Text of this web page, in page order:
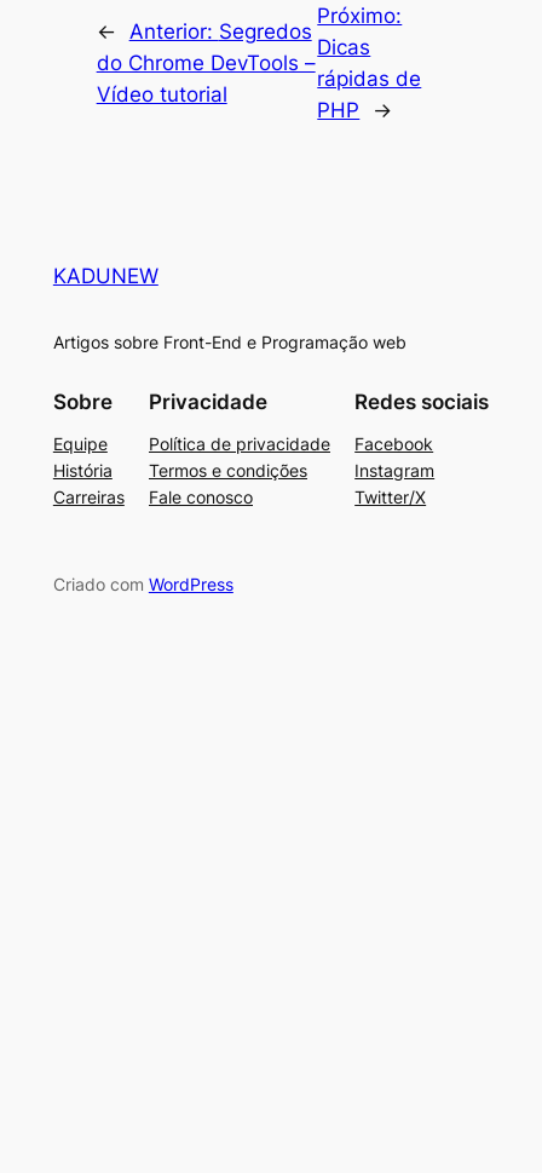
← Anterior: Segredos
do Chrome DevTools –
Vídeo tutorial
Próximo:
Dicas
rápidas de
PHP
→
KADUNEW
Artigos sobre Front-End e Programação web
Sobre
Equipe
História
Carreiras
Privacidade
Política de privacidade
Termos e condições
Fale conosco
Redes sociais
Facebook
Instagram
Twitter/X
Criado com WordPress